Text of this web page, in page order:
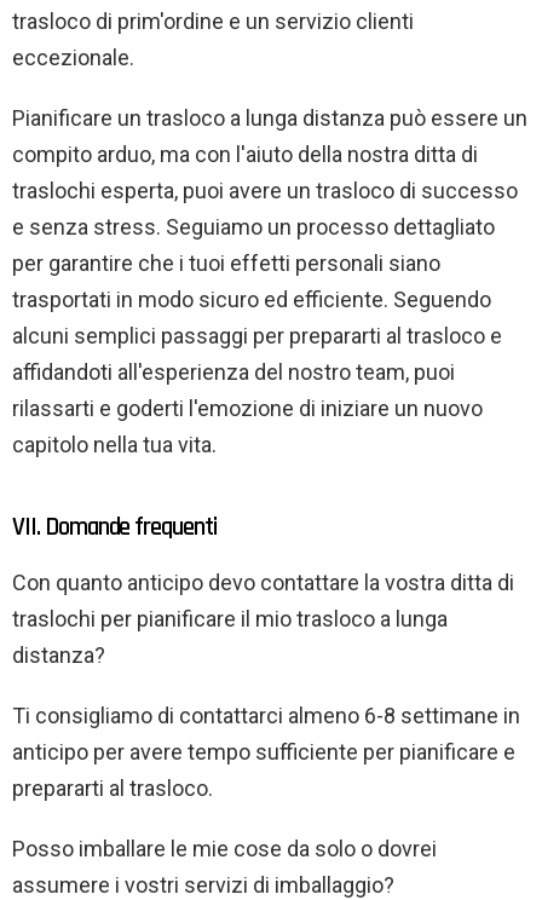
trasloco di prim'ordine e un servizio clienti
eccezionale.
Pianificare un trasloco a lunga distanza può essere un
compito arduo, ma con l'aiuto della nostra ditta di
traslochi esperta, puoi avere un trasloco di successo
e senza stress. Seguiamo un processo dettagliato
per garantire che i tuoi effetti personali siano
trasportati in modo sicuro ed efficiente. Seguendo
alcuni semplici passaggi per prepararti al trasloco e
affidandoti all'esperienza del nostro team, puoi
rilassarti e goderti l'emozione di iniziare un nuovo
capitolo nella tua vita.
VII. Domande frequenti
Con quanto anticipo devo contattare la vostra ditta di
traslochi per pianificare il mio trasloco a lunga
distanza?
Ti consigliamo di contattarci almeno 6-8 settimane in
anticipo per avere tempo sufficiente per pianificare e
prepararti al trasloco.
Posso imballare le mie cose da solo o dovrei
assumere i vostri servizi di imballaggio?